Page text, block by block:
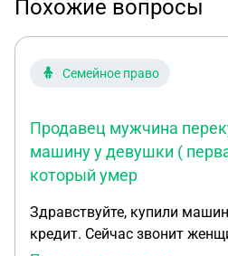
Похожие вопросы
Семейное право
Продавец мужчина
машину у девушки (
который умер
Здравствуйте, купили
кредит. Сейчас звонит